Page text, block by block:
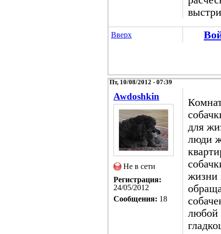
Вверх
Пт, 10/08/2012 - 07:39
Awdoshkin
Не в сети
Регистрация:
24/05/2012
Сообщения: 18
для
люди
жизни
любой